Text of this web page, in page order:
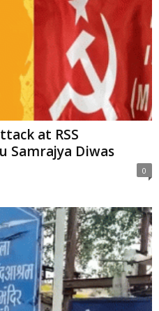
at RSS
Samrajya Diwas
0